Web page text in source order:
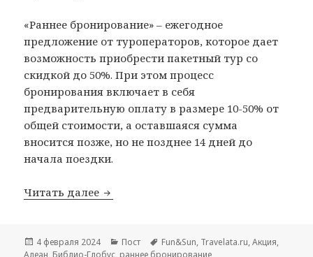
«Раннее бронирование» – ежегодное
предложение от туроператоров, которое дает
возможность приобрести пакетный тур со
скидкой до 50%. При этом процесс
бронирования включает в себя
предварительную оплату в размере 10-50% от
общей стоимости, а оставшаяся сумма
вносится позже, но не позднее 14 дней до
начала поездки.
Читать далее Раннее бронирование Сочи 2024
Опубликовано
4 февраля 2024 Рубрики
Пост Метки
Fun&Sun, Travelata.ru,Акция,